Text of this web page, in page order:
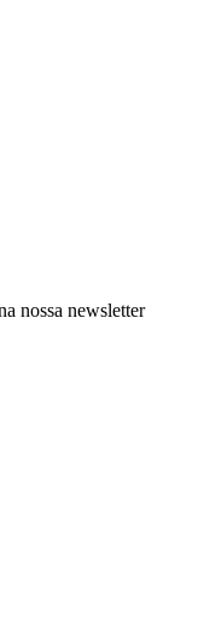
nossa newsletter